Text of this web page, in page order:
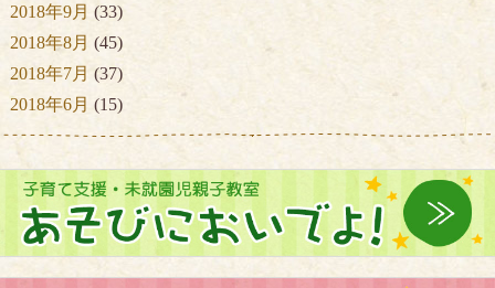
2018年9月 (33)
2018年8月 (45)
2018年7月 (37)
2018年6月 (15)